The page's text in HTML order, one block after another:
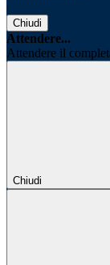
Chiudi
Attendere...
Attendere il
Chiudi